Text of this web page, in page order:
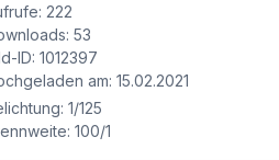
222
53
ID: 1012397
am: 15.02.2021
1/125
100/1